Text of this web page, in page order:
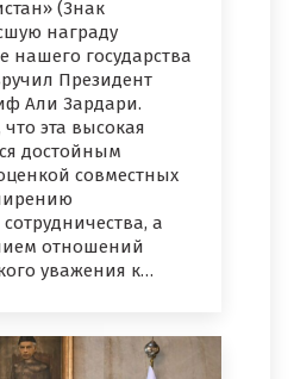
(Знак
награду
нашего государства
Президент
Али Зардари.
эта высокая
достойным
совместных
а
отношений
уважения к…